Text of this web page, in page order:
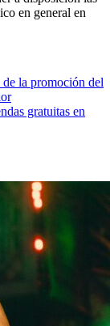
en general en
de la promoción del
gratuitas en